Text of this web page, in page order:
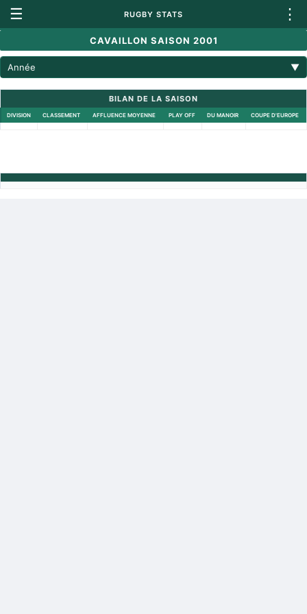
☰ RUGBY STATS ⋮
CAVAILLON SAISON 2001
Année ▼
BILAN DE LA SAISON
DIVISION CLASSEMENT AFFLUENCE MOYENNE PLAY OFF DU MANOIR COUPE D'EUROPE